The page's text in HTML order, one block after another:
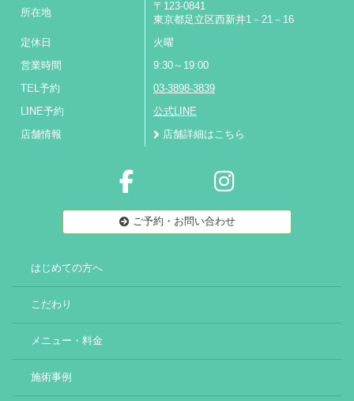
所在地
〒123-0841
東京都足立区西新井1－21－16
定休日 火曜
営業時間 9:30～19:00
TEL予約 03-3898-3839
LINE予約 公式LINE
店舗情報 店舗詳細はこちら
ご予約・お問い合わせ
はじめての方へ
こだわり
メニュー・料金
施術事例